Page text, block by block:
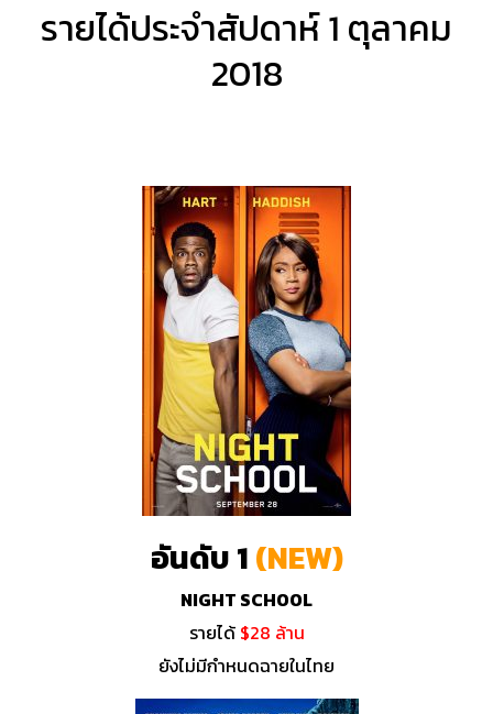
รายได้ประจำสัปดาห์ 1 ตุลาคม
2018
อันดับ 1(NEW)
NIGHT SCHOOL
รายได้ $28 ล้าน
ยังไม่มีกำหนดฉายในไทย